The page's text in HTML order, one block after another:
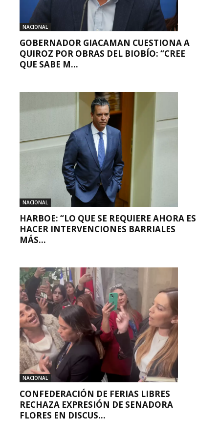
NACIONAL
GOBERNADOR GIACAMAN CUESTIONA A
QUIROZ POR OBRAS DEL BIOBÍO: “CREE
QUE SABE M...
NACIONAL
HARBOE: “LO QUE SE REQUIERE AHORA ES
HACER INTERVENCIONES BARRIALES
MÁS...
NACIONAL
CONFEDERACIÓN DE FERIAS LIBRES
RECHAZA EXPRESIÓN DE SENADORA
FLORES EN DISCUS...